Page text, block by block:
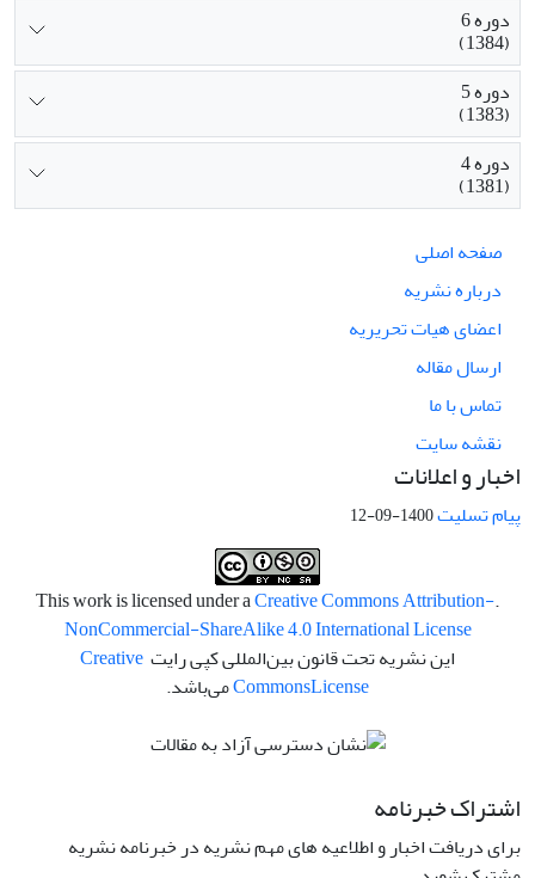
دوره 6
(1384)
دوره 5
(1383)
دوره 4
(1381)
صفحه اصلی
درباره نشریه
اعضای هیات تحریریه
ارسال مقاله
تماس با ما
نقشه سایت
اخبار و اعلانات
پیام تسلیت1400-09-12
.This work is licensed under a
Creative Commons Attribution-
NonCommercial-ShareAlike 4.0 International License
این نشریه تحت قانون بین‌المللی کپی رایت Creative
CommonsLicense می‌باشد.
اشتراک خبرنامه
برای دریافت اخبار و اطلاعیه های مهم نشریه در خبرنامه نشریه